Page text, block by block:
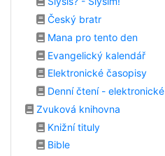
Český bratr
Mana pro tento den
Evangelický kalendář
Elektronické časopisy
Denní čtení - elektronické
Zvuková knihovna
Knižní tituly
Bible